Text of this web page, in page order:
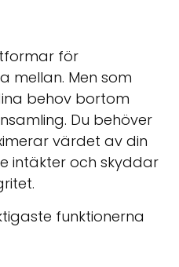
för
mellan. Men som
behov bortom
Du behöver
värdet av din
intäkter och skyddar
funktionerna